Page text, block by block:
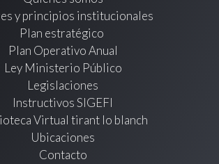
y principios institucionales
Plan estratégico
Plan Operativo Anual
Ley Ministerio Público
Legislaciones
Instructivos SIGEFI
Virtual tirant lo blanch
Ubicaciones
Contacto